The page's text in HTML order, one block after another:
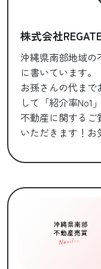
株式会社
沖縄県南部地域の
に書いています。
お孫さんの代ま
して「紹介率No1
不動産に関するご
いただきます！お